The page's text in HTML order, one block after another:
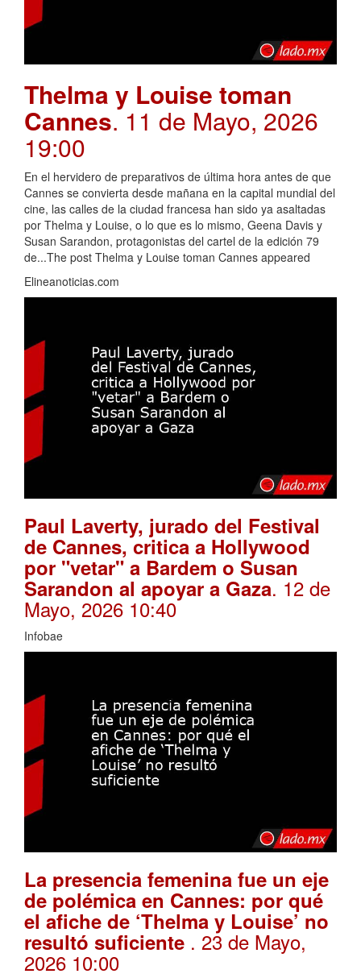
Thelma y Louise toman
Cannes. 11 de Mayo, 2026
19:00
En el hervidero de preparativos de última hora antes de que
Cannes se convierta desde mañana en la capital mundial del
cine, las calles de la ciudad francesa han sido ya asaltadas
por Thelma y Louise, o lo que es lo mismo, Geena Davis y
Susan Sarandon, protagonistas del cartel de la edición 79
de...The post Thelma y Louise toman Cannes appeared
Elineanoticias.com
Paul Laverty, jurado del Festival
de Cannes, critica a Hollywood
por "vetar" a Bardem o Susan
Sarandon al apoyar a Gaza. 12 de
Mayo, 2026 10:40
Infobae
La presencia femenina fue un eje
de polémica en Cannes: por qué
el afiche de ‘Thelma y Louise’ no
resultó suficiente . 23 de Mayo,
2026 10:00